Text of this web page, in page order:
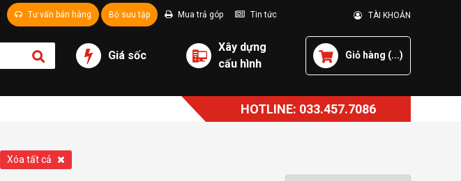
Tư vấn bán hàng Bộ sưu tập Mua trả góp Tin tức TÀI KHOẢN
Giá sốc
Xây dựng
cấu hình
Giỏ hàng (...)
HOTLINE: 033.457.7086
Xóa tất cả